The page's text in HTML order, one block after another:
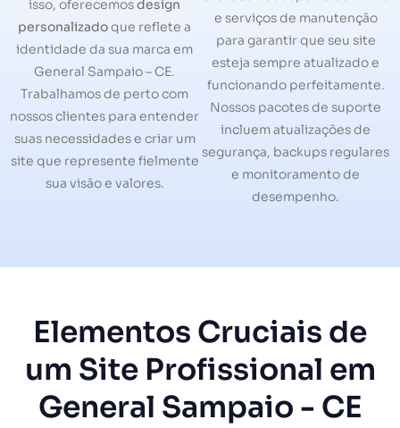
isso, oferecemosdesign
personalizadoque reflete a
identidade da sua marca em
General Sampaio – CE.
Trabalhamos de perto com
nossos clientes para entender
suas necessidades e criar um
site que represente fielmente
sua visão e valores.
e serviços de manutenção
para garantir que seu site
esteja sempre atualizado e
funcionando perfeitamente.
Nossos pacotes de suporte
incluem atualizações de
segurança, backups regulares
e monitoramento de
desempenho.
Elementos Cruciais de
um Site Profissional em
General Sampaio - CE